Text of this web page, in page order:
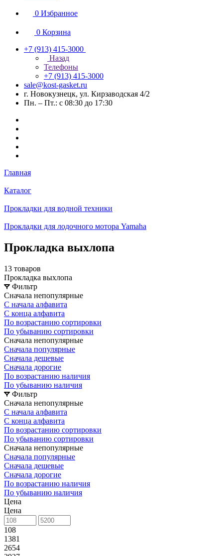
0 Избранное
0 Корзина
+7 (913) 415-3000
Назад
Телефоны
+7 (913) 415-3000
sale@kost-gasket.ru
г. Новокузнецк, ул. Кирзаводская 4/2
Пн. – Пт.: с 08:30 до 17:30
Главная
Каталог
Прокладки для водной техники
Прокладки для лодочного мотора Yamaha
Прокладка выхлопа
13 товаров
Прокладка выхлопа
Фильтр
Сначала непопулярные
С начала алфавита
С конца алфавита
По возрастанию сортировки
По убыванию сортировки
Сначала непопулярные
Сначала популярные
Сначала дешевые
Сначала дорогие
По возрастанию наличия
По убыванию наличия
Фильтр
Сначала непопулярные
С начала алфавита
С конца алфавита
По возрастанию сортировки
По убыванию сортировки
Сначала непопулярные
Сначала популярные
Сначала дешевые
Сначала дорогие
По возрастанию наличия
По убыванию наличия
Цена
Цена
108
1381
2654